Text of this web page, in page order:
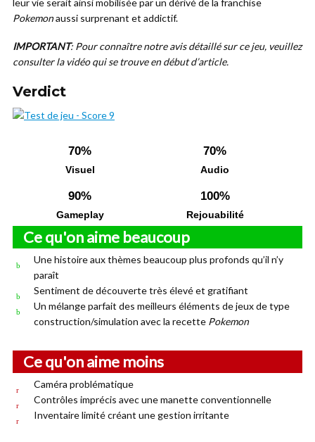
leur vie serait ainsi mobilisée par un dérivé de la franchise
Pokemonaussi surprenant et addictif.
IMPORTANT: Pour connaître notre avis détaillé sur ce jeu, veuillez
consulter la vidéo qui se trouve en début d’article.
Verdict
70%
Visuel
70%
Audio
90%
Gameplay
100%
Rejouabilité
Ce qu'on aime beaucoup
Une histoire aux thèmes beaucoup plus profonds qu’il n’y
paraît
Sentiment de découverte très élevé et gratifiant
Un mélange parfait des meilleurs éléments de jeux de type
construction/simulation avec la recette Pokemon
Ce qu'on aime moins
Caméra problématique
Contrôles imprécis avec une manette conventionnelle
Inventaire limité créant une gestion irritante